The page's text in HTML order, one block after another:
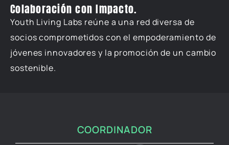
Colaboración con Impacto.
Youth Living Labs reúne a una red diversa de
socios comprometidos con el empoderamiento de
jóvenes innovadores y la promoción de un cambio
sostenible.
COORDINADOR